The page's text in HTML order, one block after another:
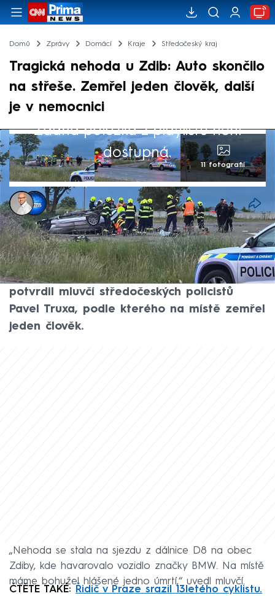
Domů Zprávy Domácí Kraje Středočeský kraj
Tragická nehoda u Zdib: Auto skončilo
na střeše. Zemřel jeden člověk, další
je v nemocnici
Žádná položka z playlistu není
dostupná.
11 fotografií
Jaroslav Kasnar, Michael Cardal
Akt. 18. kvě 2025, 21:28• 18. kvě 2025, 21:11
U Zdib ve Středočeském kraji došlo v neděli
večer k vážné dopravní nehodě, informuje
AKTU.CZ. Redakci CNN Prima NEWS to
potvrdil mluvčí středočeských policistů
Pavel Truxa, podle kterého na místě zemřel
jeden člověk.
„Nehoda se stala na sjezdu z dálnice D8 na obec
Zdiby, kde havarovalo vozidlo značky BMW. Na místě
máme bohužel hlášené jedno úmrtí,“ uvedl mluvčí.
ČTĚTE TAKÉ:
Řidič v Praze srazil 13letého cyklistu.